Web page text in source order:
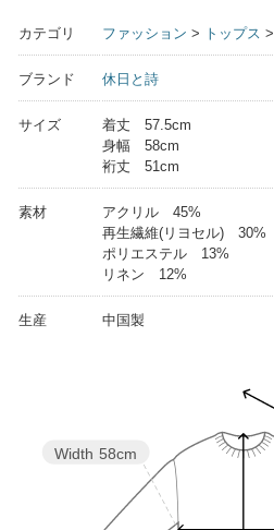
カテゴリ ファッション > トップス >
ブランド 休日と詩
サイズ
着丈 57.5cm
身幅 58cm
裄丈 51cm
素材
アクリル 45%
再生繊維(リヨセル) 30%
ポリエステル 13%
リネン 12%
生産 中国製
Width 58cm